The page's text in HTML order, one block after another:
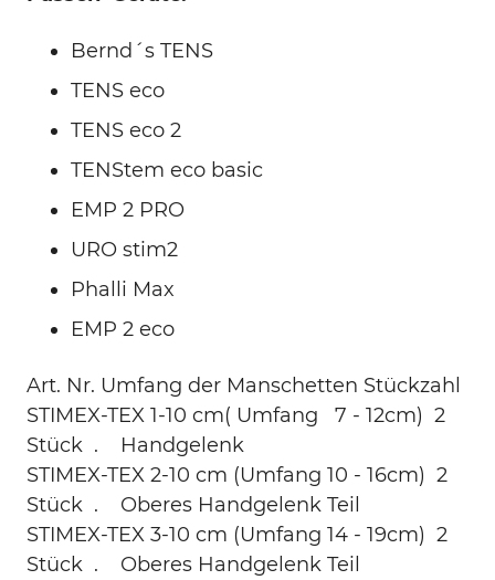
Bernd´s TENS
TENS eco
TENS eco 2
TENStem eco basic
EMP 2 PRO
URO stim2
Phalli Max
EMP 2 eco
Art. Nr. Umfang der Manschetten Stückzahl
STIMEX-TEX 1-10 cm( Umfang 7 - 12cm) 2
Stück . Handgelenk
STIMEX-TEX 2-10 cm (Umfang 10 - 16cm) 2
Stück . Oberes Handgelenk Teil
STIMEX-TEX 3-10 cm (Umfang 14 - 19cm) 2
Stück . Oberes Handgelenk Teil